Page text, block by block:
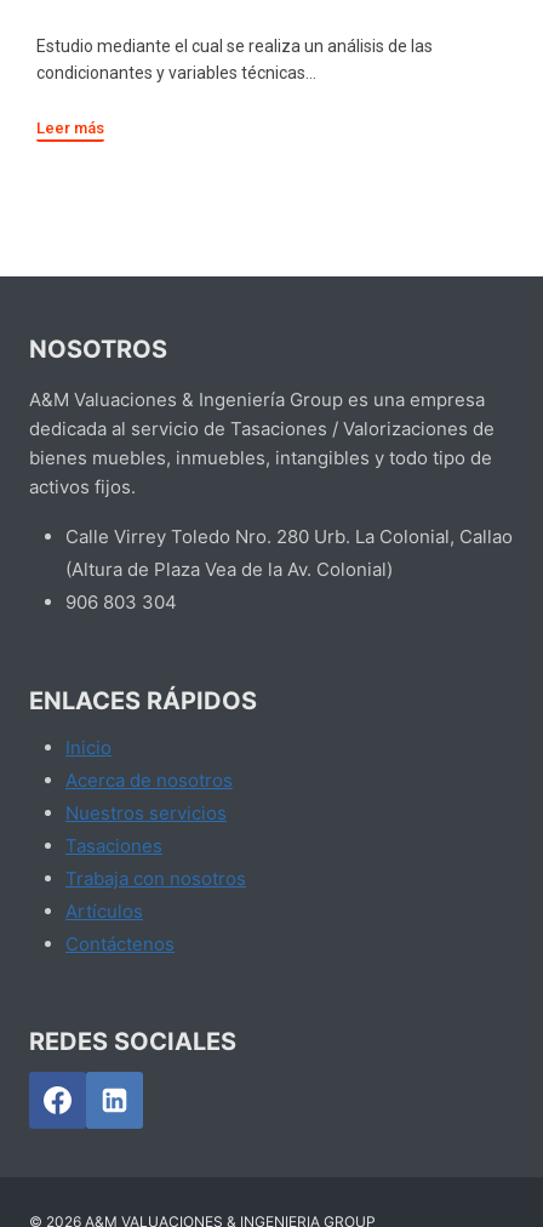
Estudio mediante el cual se realiza un análisis de las
condicionantes y variables técnicas…
Leer más
NOSOTROS
A&M Valuaciones & Ingeniería Group es una empresa
dedicada al servicio de Tasaciones / Valorizaciones de
bienes muebles, inmuebles, intangibles y todo tipo de
activos fijos.
Calle Virrey Toledo Nro. 280 Urb. La Colonial, Callao
(Altura de Plaza Vea de la Av. Colonial)
906 803 304
ENLACES RÁPIDOS
Inicio
Acerca de nosotros
Nuestros servicios
Tasaciones
Trabaja con nosotros
Artículos
Contáctenos
REDES SOCIALES
© 2026 A&M VALUACIONES & INGENIERIA GROUP